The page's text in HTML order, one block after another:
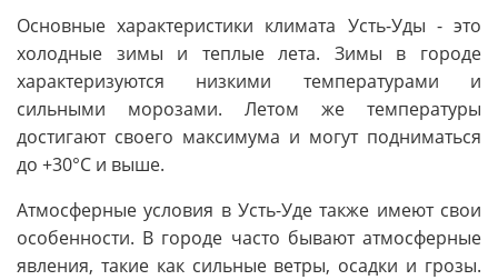
Основные характеристики климата Усть-Уды - это
холодные зимы и теплые лета. Зимы в городе
характеризуются низкими температурами и
сильными морозами. Летом же температуры
достигают своего максимума и могут подниматься
до +30°С и выше.
Атмосферные условия в Усть-Уде также имеют свои
особенности. В городе часто бывают атмосферные
явления, такие как сильные ветры, осадки и грозы.